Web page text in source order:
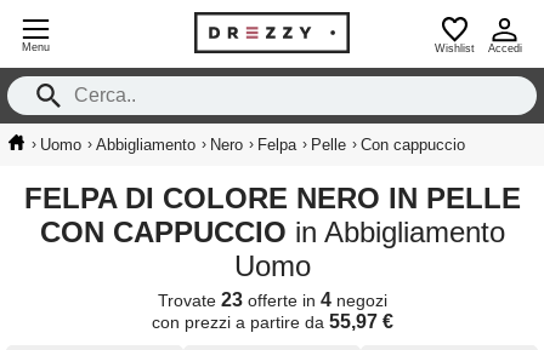
Menu Wishlist Accedi
› Uomo › Abbigliamento › Nero › Felpa › Pelle › Con cappuccio
FELPA DI COLORE NERO IN PELLE
CON CAPPUCCIO in Abbigliamento
Uomo
Trovate 23offerte in 4negozi
con prezzi a partire da 55,97 €